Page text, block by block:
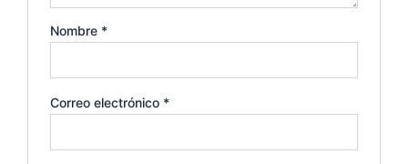
Nombre *
Correo electrónico *